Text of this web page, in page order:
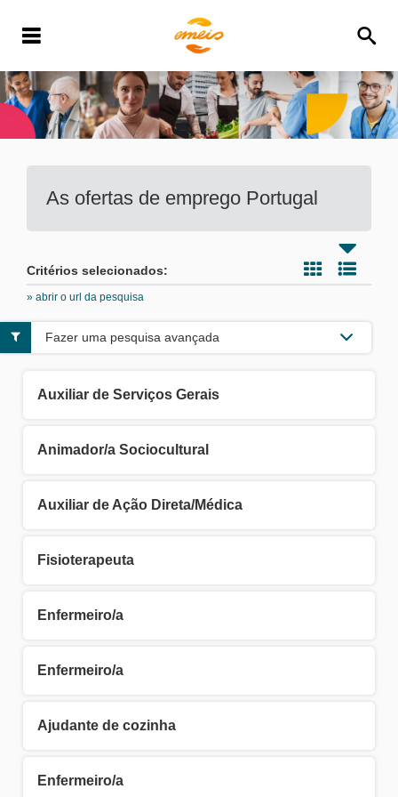
As ofertas de emprego Portugal
Critérios selecionados:
» abrir o url da pesquisa
Auxiliar de Serviços Gerais
Animador/a Sociocultural
Auxiliar de Ação Direta/Médica
Fisioterapeuta
Enfermeiro/a
Enfermeiro/a
Ajudante de cozinha
Enfermeiro/a
Fazer uma pesquisa avançada